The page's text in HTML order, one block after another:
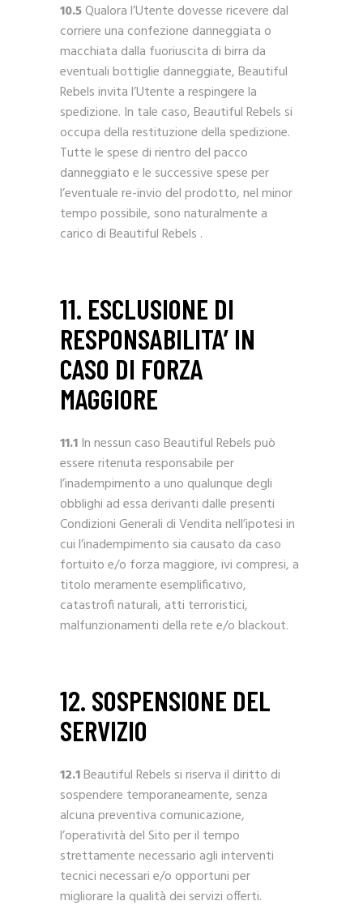
10.5Qualora l’Utente dovesse ricevere dal
corriere una confezione danneggiata o
macchiata dalla fuoriuscita di birra da
eventuali bottiglie danneggiate, Beautiful
Rebels invita l’Utente a respingere la
spedizione. In tale caso, Beautiful Rebels si
occupa della restituzione della spedizione.
Tutte le spese di rientro del pacco
danneggiato e le successive spese per
l’eventuale re-invio del prodotto, nel minor
tempo possibile, sono naturalmente a
carico di Beautiful Rebels .
11. ESCLUSIONE DI
RESPONSABILITA’ IN
CASO DI FORZA
MAGGIORE
11.1In nessun caso Beautiful Rebels può
essere ritenuta responsabile per
l’inadempimento a uno qualunque degli
obblighi ad essa derivanti dalle presenti
Condizioni Generali di Vendita nell’ipotesi in
cui l’inadempimento sia causato da caso
fortuito e/o forza maggiore, ivi compresi, a
titolo meramente esemplificativo,
catastrofi naturali, atti terroristici,
malfunzionamenti della rete e/o blackout.
12. SOSPENSIONE DEL
SERVIZIO
12.1Beautiful Rebels si riserva il diritto di
sospendere temporaneamente, senza
alcuna preventiva comunicazione,
l’operatività del Sito per il tempo
strettamente necessario agli interventi
tecnici necessari e/o opportuni per
migliorare la qualità dei servizi offerti.